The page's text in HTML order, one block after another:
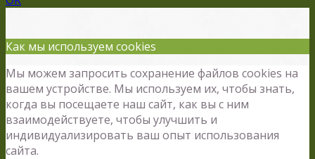
Как мы используем cookies
Мы можем запросить сохранение файлов cookies на
вашем устройстве. Мы используем их, чтобы знать,
когда вы посещаете наш сайт, как вы с ним
взаимодействуете, чтобы улучшить и
индивидуализировать ваш опыт использования
сайта.